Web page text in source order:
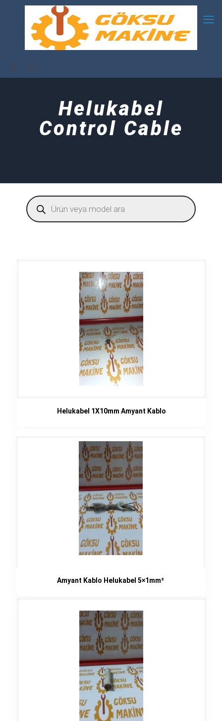
Helukabel
Control Cable
Products
search
Helukabel 1X10mm Amyant Kablo
Amyant Kablo Helukabel 5×1mm²